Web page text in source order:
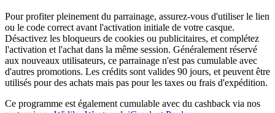
Pour profiter pleinement du parrainage, assurez-vous d'utiliser le lien
ou le code correct avant l'activation initiale de votre casque.
Désactivez les bloqueurs de cookies ou publicitaires, et complétez
l'activation et l'achat dans la même session. Généralement réservé
aux nouveaux utilisateurs, ce parrainage n'est pas cumulable avec
d'autres promotions. Les crédits sont valides 90 jours, et peuvent être
utilisés pour des achats mais pas pour les taxes ou frais d'expédition.
Ce programme est également cumulable avec du cashback via nos